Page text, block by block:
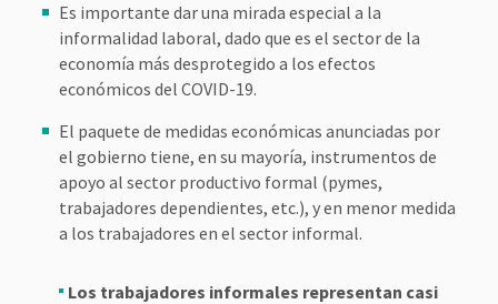
Es importante dar una mirada especial a la
informalidad laboral, dado que es el sector de la
economía más desprotegido a los efectos
económicos del COVID-19.
El paquete de medidas económicas anunciadas por
el gobierno tiene, en su mayoría, instrumentos de
apoyo al sector productivo formal (pymes,
trabajadores dependientes, etc.), y en menor medida
a los trabajadores en el sector informal.
Los trabajadores informales representan casi